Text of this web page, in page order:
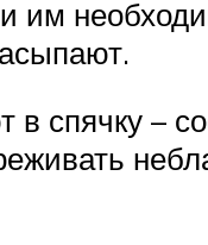
им
в спячку –